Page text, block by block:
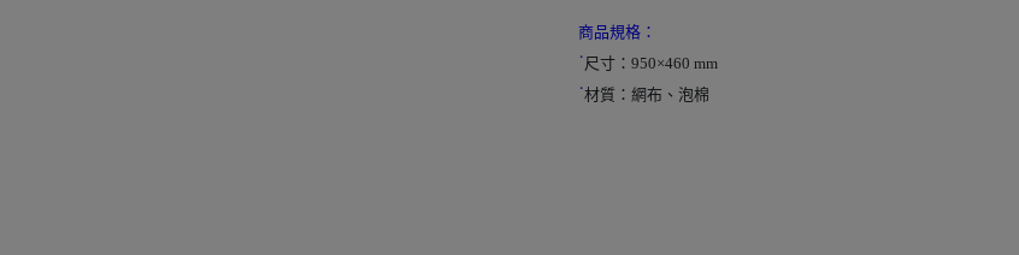
商品規格：
˙尺寸：950×460 mm
˙材質：網布、泡棉